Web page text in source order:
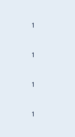
1
1
1
1